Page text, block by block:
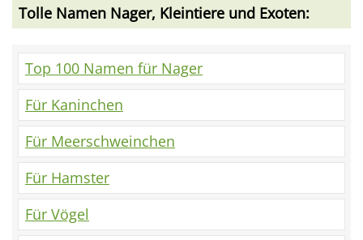
Tolle Namen Nager, Kleintiere und Exoten:
Top 100 Namen für Nager
Für Kaninchen
Für Meerschweinchen
Für Hamster
Für Vögel